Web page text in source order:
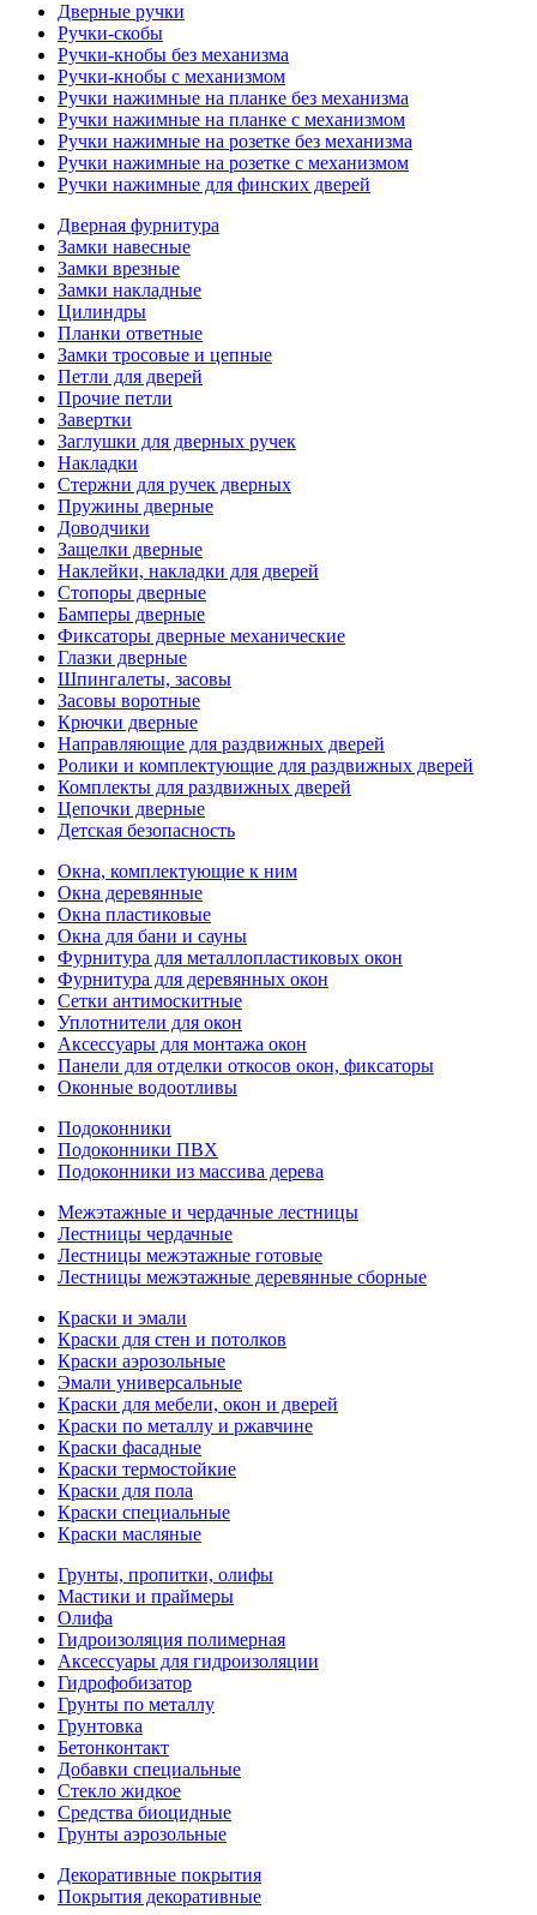
Дверные ручки
Ручки-скобы
Ручки-кнобы без механизма
Ручки-кнобы с механизмом
Ручки нажимные на планке без механизма
Ручки нажимные на планке с механизмом
Ручки нажимные на розетке без механизма
Ручки нажимные на розетке с механизмом
Ручки нажимные для финских дверей
Дверная фурнитура
Замки навесные
Замки врезные
Замки накладные
Цилиндры
Планки ответные
Замки тросовые и цепные
Петли для дверей
Прочие петли
Завертки
Заглушки для дверных ручек
Накладки
Стержни для ручек дверных
Пружины дверные
Доводчики
Защелки дверные
Наклейки, накладки для дверей
Стопоры дверные
Бамперы дверные
Фиксаторы дверные механические
Глазки дверные
Шпингалеты, засовы
Засовы воротные
Крючки дверные
Направляющие для раздвижных дверей
Ролики и комплектующие для раздвижных дверей
Комплекты для раздвижных дверей
Цепочки дверные
Детская безопасность
Окна, комплектующие к ним
Окна деревянные
Окна пластиковые
Окна для бани и сауны
Фурнитура для металлопластиковых окон
Фурнитура для деревянных окон
Сетки антимоскитные
Уплотнители для окон
Аксессуары для монтажа окон
Панели для отделки откосов окон, фиксаторы
Оконные водоотливы
Подоконники
Подоконники ПВХ
Подоконники из массива дерева
Межэтажные и чердачные лестницы
Лестницы чердачные
Лестницы межэтажные готовые
Лестницы межэтажные деревянные сборные
Краски и эмали
Краски для стен и потолков
Краски аэрозольные
Эмали универсальные
Краски для мебели, окон и дверей
Краски по металлу и ржавчине
Краски фасадные
Краски термостойкие
Краски для пола
Краски специальные
Краски масляные
Грунты, пропитки, олифы
Мастики и праймеры
Олифа
Гидроизоляция полимерная
Аксессуары для гидроизоляции
Гидрофобизатор
Грунты по металлу
Грунтовка
Бетонконтакт
Добавки специальные
Стекло жидкое
Средства биоцидные
Грунты аэрозольные
Декоративные покрытия
Покрытия декоративные